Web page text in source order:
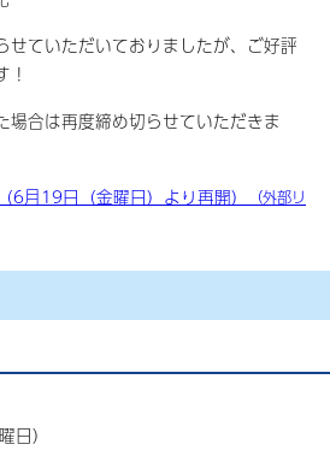
せていただいておりましたが、ご好評
！
場合は再度締め切らせていただきま
6月19日（金曜日）より再開）
（外部リ
）